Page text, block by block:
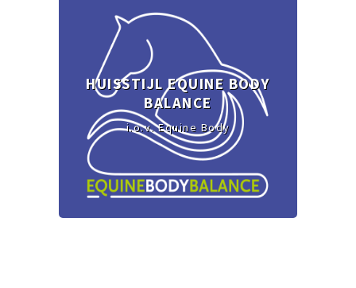
HUISSTIJL EQUINE BODY
BALANCE
i.o.v. Equine Body